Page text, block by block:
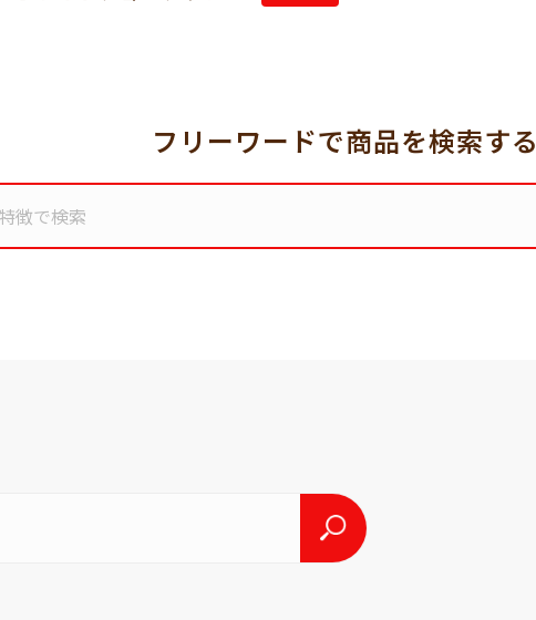
フリーワードで商品を検索する